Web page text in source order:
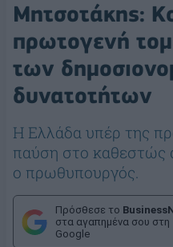
Μητσοτάκης:
πρωτογενή
των
δυνατοτήτων
Η Ελλάδα υπέρ της
παύση στο καθεστώς
ο πρωθυπουργός.
Πρόσθεσε το
στα αγαπημένα σου στη
Google